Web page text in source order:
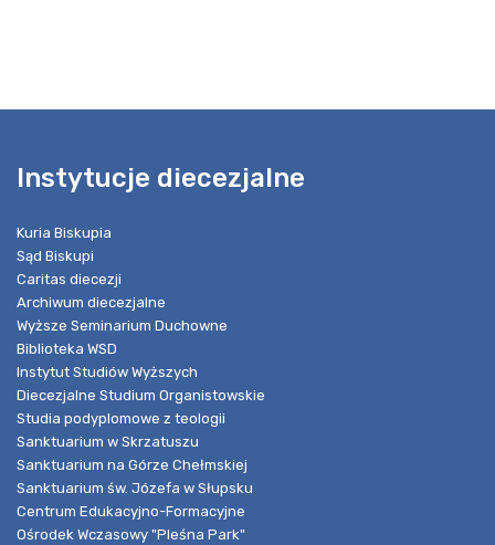
Instytucje diecezjalne
Kuria Biskupia
Sąd Biskupi
Caritas diecezji
Archiwum diecezjalne
Wyższe Seminarium Duchowne
Biblioteka WSD
Instytut Studiów Wyższych
Diecezjalne Studium Organistowskie
Studia podyplomowe z teologii
Sanktuarium w Skrzatuszu
Sanktuarium na Górze Chełmskiej
Sanktuarium św. Józefa w Słupsku
Centrum Edukacyjno-Formacyjne
Ośrodek Wczasowy "Pleśna Park"